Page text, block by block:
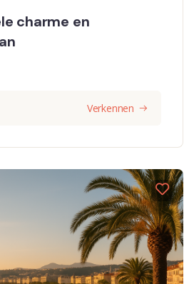
charme en
Verkennen